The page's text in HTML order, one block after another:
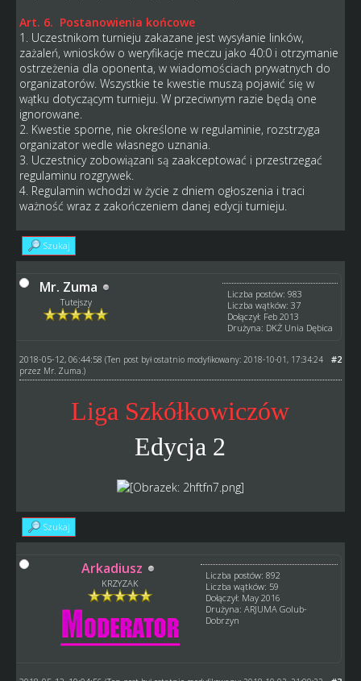
Art. 6. Postanowienia końcowe
1. Uczestnikom turnieju zakazane jest wysyłanie linków,
zażaleń, wniosków o weryfikacje meczu jako 40:0 i otrzymanie
ostrzeżenia dla oponenta, w wiadomościach prywatnych do
organizatorów. Wszystkie te kwestie muszą pojawić się w
wątku dotyczącym turnieju. W przeciwnym razie będą one
ignorowane.
2. Kwestie sporne, nie określone w regulaminie, rozstrzyga
organizator wedle własnego uznania.
3. Uczestnicy zobowiązani są zaakceptować i przestrzegać
regulaminu rozgrywek.
4. Regulamin wchodzi w życie z dniem ogłoszenia i traci
ważność wraz z zakończeniem danej edycji turnieju.
Szukaj
Mr. Zuma
Tutejszy
Liczba postów: 983
Liczba wątków: 37
Dołączył: Feb 2013
Drużyna: DKŻ Unia Dębica
#2
2018-05-12, 06:44:58 (Ten post był ostatnio modyfikowany: 2018-10-01, 17:34:24
przez Mr. Zuma.)
Liga Szkółkowiczów
Edycja 2
Szukaj
Arkadiusz
KRZYZAK
Liczba postów: 892
Liczba wątków: 59
Dołączył: May 2016
Drużyna: ARJUMA Golub-
Dobrzyn